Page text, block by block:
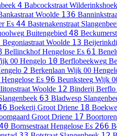
4 Babcockstraat Wilderinkshoek
Woolde 136
Es 44 Bastenakenstraat
Buitengebied 48
Begoniastraat Woolde 13
Bellinckhof Hengelose Es 61
00 Hengelo 10 Berflobeekweg
2 Berkenlaan Wijk 00
Hengelose Es 96 Beunksteeg Wijk
Woolde 12 Binderij Berflo
63 Bladwesp
Boekerij Groot Driene 18
Groot Driene 17
Bornsestraat Hengelose Es 266